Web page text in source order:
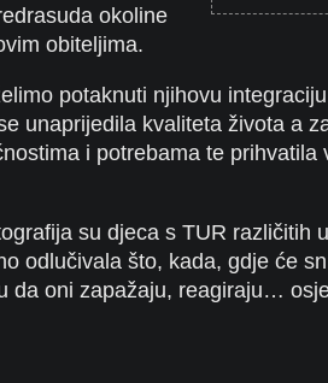
okoline
obiteljima.
potaknuti njihovu
unaprijedila kvaliteta života a
i potrebama te prihvatila
su djeca s TUR različitih
odlučivala što, kada, gdje će
da oni zapažaju, reagiraju…